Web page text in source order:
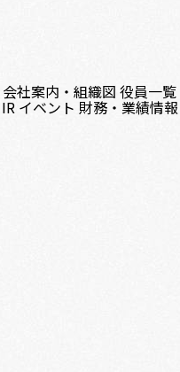
会社案内・組織図 役員一覧
IR イベント 財務・業績情報